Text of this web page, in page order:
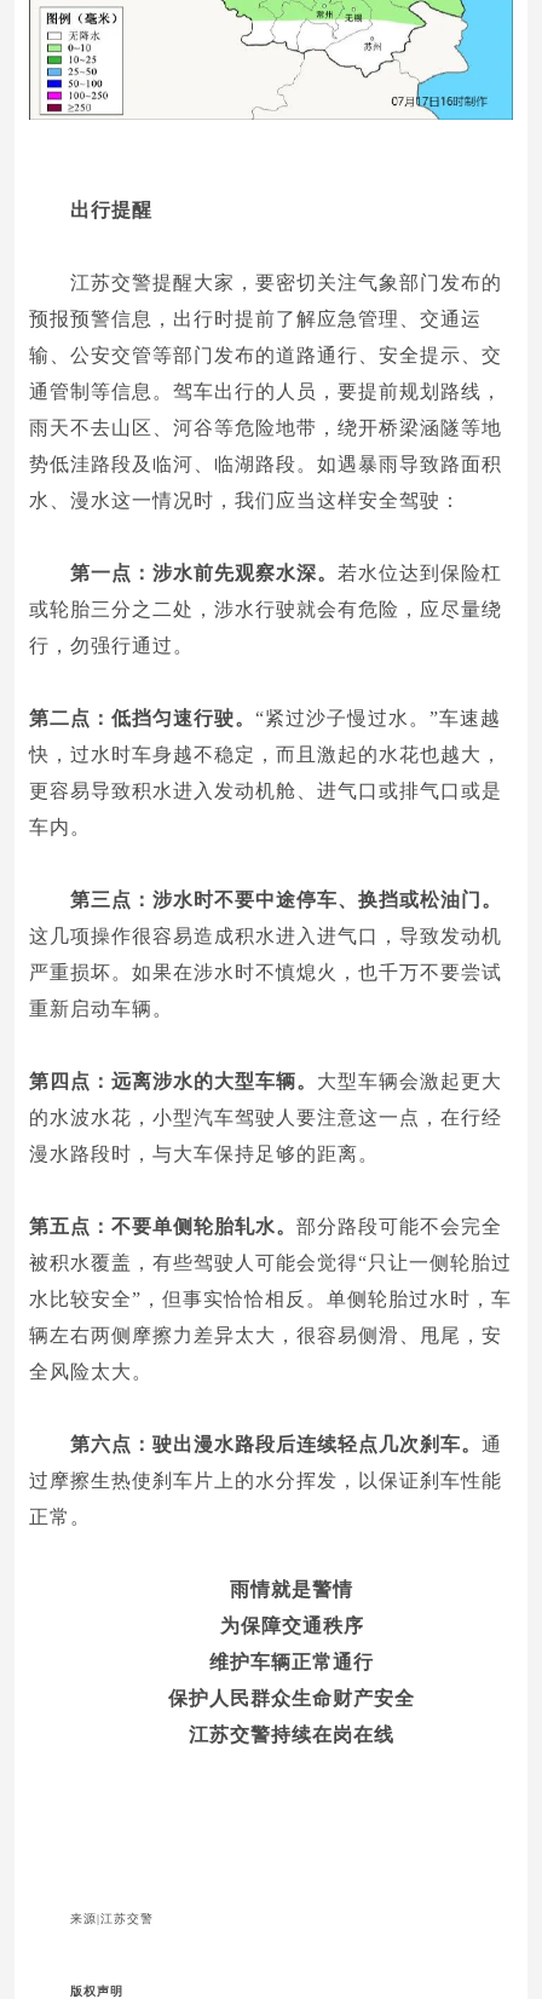
出行提醒
江苏交警提醒大家，要密切关注气象部门发布的
预报预警信息，出行时提前了解应急管理、交通运
输、公安交管等部门发布的道路通行、安全提示、交
通管制等信息。驾车出行的人员，要提前规划路线，
雨天不去山区、河谷等危险地带，绕开桥梁涵隧等地
势低洼路段及临河、临湖路段。如遇暴雨导致路面积
水、漫水这一情况时，我们应当这样安全驾驶：
第一点：涉水前先观察水深。 若水位达到保险杠
或轮胎三分之二处，涉水行驶就会有危险，应尽量绕
行，勿强行通过。
第二点：低挡匀速行驶。 “紧过沙子慢过水。”车速越
快，过水时车身越不稳定，而且激起的水花也越大，
更容易导致积水进入发动机舱、进气口或排气口或是
车内。
第三点：涉水时不要中途停车、换挡或松油门。
这几项操作很容易造成积水进入进气口，导致发动机
严重损坏。如果在涉水时不慎熄火，也千万不要尝试
重新启动车辆。
第四点：远离涉水的大型车辆。 大型车辆会激起更大
的水波水花，小型汽车驾驶人要注意这一点，在行经
漫水路段时，与大车保持足够的距离。
第五点：不要单侧轮胎轧水。 部分路段可能不会完全
被积水覆盖，有些驾驶人可能会觉得“只让一侧轮胎过
水比较安全”，但事实恰恰相反。单侧轮胎过水时，车
辆左右两侧摩擦力差异太大，很容易侧滑、甩尾，安
全风险太大。
第六点：驶出漫水路段后连续轻点几次刹车。 通
过摩擦生热使刹车片上的水分挥发，以保证刹车性能
正常。
雨情就是警情
为保障交通秩序
维护车辆正常通行
保护人民群众生命财产安全
江苏交警持续在岗在线
来源|江苏交警
版权声明